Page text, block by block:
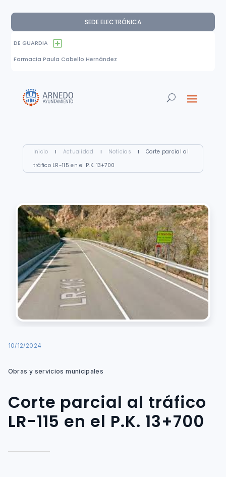
SEDE ELECTRÓNICA
DE GUARDIA
Farmacia Paula Cabello Hernández
Inicio I Actualidad I Noticias I
Corte parcial al
tráfico LR-115 en el P.K. 13+700
10/12/2024
Obras y servicios municipales
Corte parcial al tráfico
LR-115 en el P.K. 13+700